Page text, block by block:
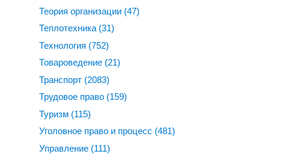
Теория организации (47)
Теплотехника (31)
Технология (752)
Товароведение (21)
Транспорт (2083)
Трудовое право (159)
Туризм (115)
Уголовное право и процесс (481)
Управление (111)